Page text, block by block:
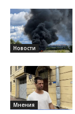
Новости
Мнения